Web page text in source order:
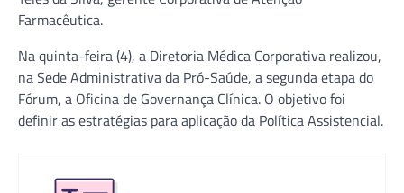
Farmacêutica.
Na quinta-feira (4), a Diretoria Médica Corporativa realizou,
na Sede Administrativa da Pró-Saúde, a segunda etapa do
Fórum, a Oficina de Governança Clínica. O objetivo foi
definir as estratégias para aplicação da Política Assistencial.